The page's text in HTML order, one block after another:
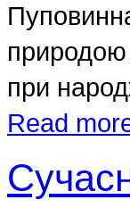
природою
при
Read